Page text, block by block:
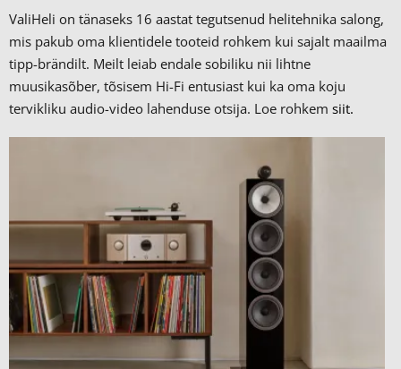
ValiHeli on tänaseks 16 aastat tegutsenud helitehnika salong,
mis pakub oma klientidele tooteid rohkem kui sajalt maailma
tipp-brändilt. Meilt leiab endale sobiliku nii lihtne
muusikasõber, tõsisem Hi-Fi entusiast kui ka oma koju
tervikliku audio-video lahenduse otsija. Loe rohkem siit.